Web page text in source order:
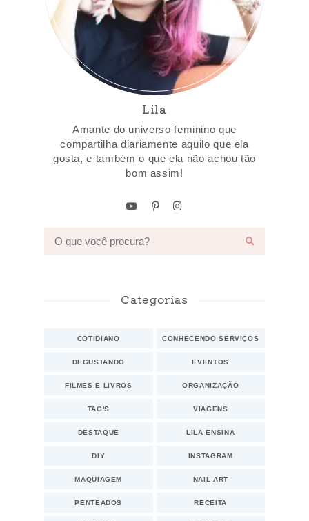
Lila
Amante do universo feminino que
compartilha diariamente aquilo que ela
gosta, e também o que ela não achou tão
bom assim!
Categorias
COTIDIANO CONHECENDO SERVIÇOS
DEGUSTANDO EVENTOS
FILMES E LIVROS ORGANIZAÇÃO
TAG'S VIAGENS
DESTAQUE LILA ENSINA
DIY INSTAGRAM
MAQUIAGEM NAIL ART
PENTEADOS RECEITA